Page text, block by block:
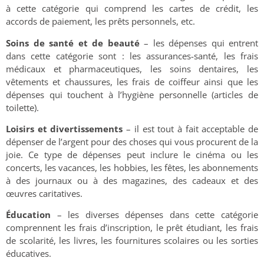
à cette catégorie qui comprend les cartes de crédit, les
accords de paiement, les prêts personnels, etc.
Soins de santé et de beauté– les dépenses qui entrent
dans cette catégorie sont : les assurances-santé, les frais
médicaux et pharmaceutiques, les soins dentaires, les
vêtements et chaussures, les frais de coiffeur ainsi que les
dépenses qui touchent à l’hygiène personnelle (articles de
toilette).
Loisirs et divertissements – il est tout à fait acceptable de
dépenser de l’argent pour des choses qui vous procurent de la
joie. Ce type de dépenses peut inclure le cinéma ou les
concerts, les vacances, les hobbies, les fêtes, les abonnements
à des journaux ou à des magazines, des cadeaux et des
œuvres caritatives.
Éducation – les diverses dépenses dans cette catégorie
comprennent les frais d’inscription, le prêt étudiant, les frais
de scolarité, les livres, les fournitures scolaires ou les sorties
éducatives.